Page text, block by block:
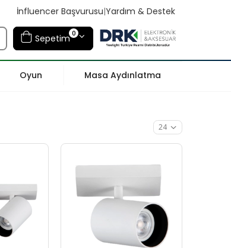
İnfluencer Başvurusu|Yardım & Destek
Sepetim0
Oyun Masa Aydınlatma